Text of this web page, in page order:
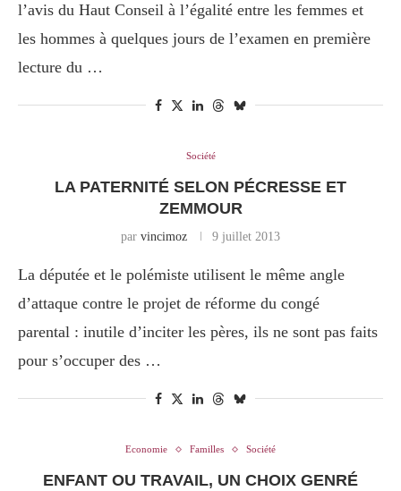
l’avis du Haut Conseil à l’égalité entre les femmes et
les hommes à quelques jours de l’examen en première
lecture du …
Société
LA PATERNITÉ SELON PÉCRESSE ET
ZEMMOUR
par vincimoz 9 juillet 2013
La députée et le polémiste utilisent le même angle
d’attaque contre le projet de réforme du congé
parental : inutile d’inciter les pères, ils ne sont pas faits
pour s’occuper des …
Economie Familles Société
ENFANT OU TRAVAIL, UN CHOIX GENRÉ